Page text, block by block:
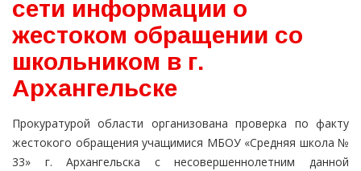
сети информации о
жестоком обращении со
школьником в г.
Архангельске
Прокуратурой области организована проверка по факту
жестокого обращения учащимися МБОУ «Средняя школа №
33» г. Архангельска с несовершеннолетним данной